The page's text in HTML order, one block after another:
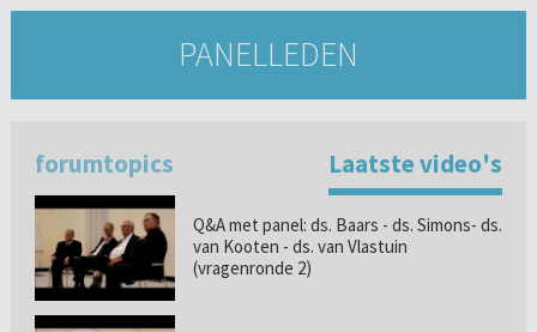
PANELLEDEN
forumtopics Laatste video's
Q&A met panel: ds. Baars - ds. Simons- ds.
van Kooten - ds. van Vlastuin
(vragenronde 2)